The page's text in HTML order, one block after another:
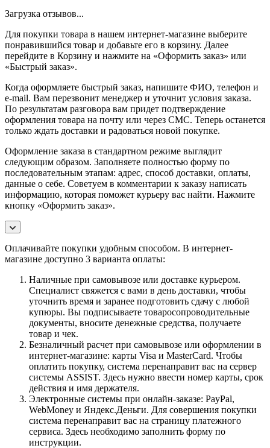
Загрузка отзывов...
Для покупки товара в нашем интернет-магазине выберите
понравившийся товар и добавьте его в корзину. Далее
перейдите в Корзину и нажмите на «Оформить заказ» или
«Быстрый заказ».
Когда оформляете быстрый заказ, напишите ФИО, телефон и
e-mail. Вам перезвонит менеджер и уточнит условия заказа.
По результатам разговора вам придет подтверждение
оформления товара на почту или через СМС. Теперь останется
только ждать доставки и радоваться новой покупке.
Оформление заказа в стандартном режиме выглядит
следующим образом. Заполняете полностью форму по
последовательным этапам: адрес, способ доставки, оплаты,
данные о себе. Советуем в комментарии к заказу написать
информацию, которая поможет курьеру вас найти. Нажмите
кнопку «Оформить заказ».
Оплачивайте покупки удобным способом. В интернет-
магазине доступно 3 варианта оплаты:
Наличные при самовывозе или доставке курьером.
Специалист свяжется с вами в день доставки, чтобы
уточнить время и заранее подготовить сдачу с любой
купюры. Вы подписываете товаросопроводительные
документы, вносите денежные средства, получаете
товар и чек.
Безналичный расчет при самовывозе или оформлении в
интернет-магазине: карты Visa и MasterCard. Чтобы
оплатить покупку, система перенаправит вас на сервер
системы ASSIST. Здесь нужно ввести номер карты, срок
действия и имя держателя.
Электронные системы при онлайн-заказе: PayPal,
WebMoney и Яндекс.Деньги. Для совершения покупки
система перенаправит вас на страницу платежного
сервиса. Здесь необходимо заполнить форму по
инструкции.